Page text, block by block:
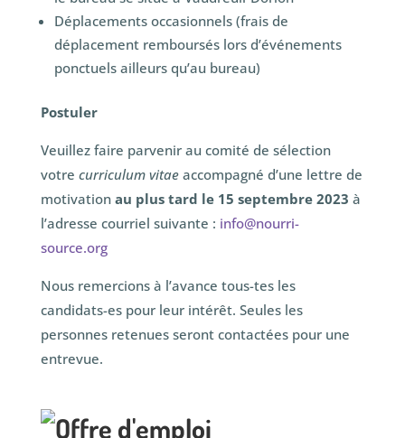
Déplacements occasionnels (frais de
déplacement remboursés lors d’événements
ponctuels ailleurs qu’au bureau)
Postuler
Veuillez faire parvenir au comité de sélection
votre curriculum vitaeaccompagné d’une lettre de
motivation au plus tard le 15 septembre 2023 à
l’adresse courriel suivante : info@nourri-
source.org
Nous remercions à l’avance tous-tes les
candidats-es pour leur intérêt. Seules les
personnes retenues seront contactées pour une
entrevue.